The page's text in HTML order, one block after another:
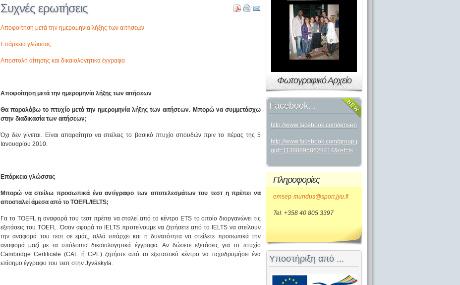
Συχνές ερωτήσεις
Αποφοίτηση μετά την ημερομηνία λήξης των αιτήσεων
Επάρκεια γλώσσας
Αποστολή αίτησης και δικαιολογητικά έγγραφα
Αποφοίτηση μετά την ημερομηνία λήξης των αιτήσεων
Θα παραλάβω το πτυχίο μετά την ημερομηνία λήξης των αιτήσεων. Μπορώ να συμμετάσχω
στην διαδικασία των αιτήσεων;
Όχι δεν γίνεται. Είναι απαραίτητο να στείλεις το βασικό πτυχίο σπουδών πριν το πέρας της 5
Ιανουαρίου 2010.
Επάρκεια γλώσσας
Μπορώ να στείλω προσωπικά ένα αντίγραφο των αποτελεσμάτων του τεστ η πρέπει να
αποσταλεί άμεσα από το TOEFL/ IELTS;
Γα το TOEFL η αναφορά του τεστ πρέπει να σταλεί από το κέντρο ETS το οποίο διοργανώνει τις
εξετάσεις του TOEFL. Όσον αφορά το IELTS προτείνουμε να ζητήσετε από το IELTS να στείλουν
την αναφορά του τεστ σε εμάς, αλλά υπάρχει και η δυνατότητα να στείλετε προσωπικά την
αναφορά μαζί με τα υπόλοιπα δικαιολογητικά έγγραφα. Αν δώσετε εξετάσεις για το πτυχίο
Cambridge Certificate (CAE ή CPE) ζητήστε από το εξεταστικό κέντρο να ταχυδρομήσει ένα
επίσημο έγγραφο του τεστ στην Jyväskylä.
Φωτογραφικό Αρχείο
Facebook...
http://www.facebook.com/emsep
http://www.facebook.com/group.php?
gid=113808958629414&ref=ts
Πληροφορίες
emsep-mundus@sport.jyu.fi
Tel. +358 40 805 3397
Υποστήριξη από ...